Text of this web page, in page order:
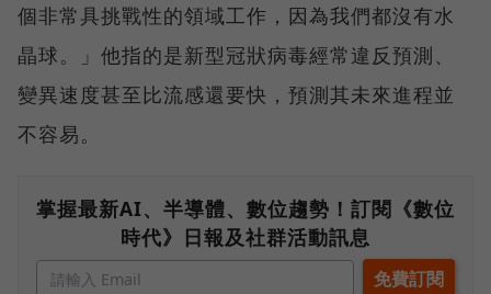
個非常具挑戰性的領域工作，因為我們都沒有水
晶球。」他指的是新型冠狀病毒經常違反預測、
變異速度甚至比流感還要快，預測其未來進程並
不容易。
掌握最新AI、半導體、數位趨勢！訂閱《數位
時代》日報及社群活動訊息